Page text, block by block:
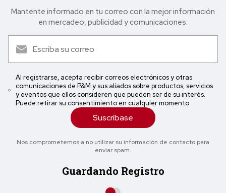
Mantente informado en tu correo con la mejor in formación
en mercadeo, publicidad y comunicaciones.
Al registrarse, acepta recibir correos electrónicos y otras
comunicaciones de P&M y sus aliados sobre productos, servicios
y eventos que ellos consideren que pueden ser de su interés.
Puede retirar su consentimiento en cualquier momento
Suscríbase
Nos comprometemos a no utilizar su información de contacto para
enviar spam.
Guardando Registro